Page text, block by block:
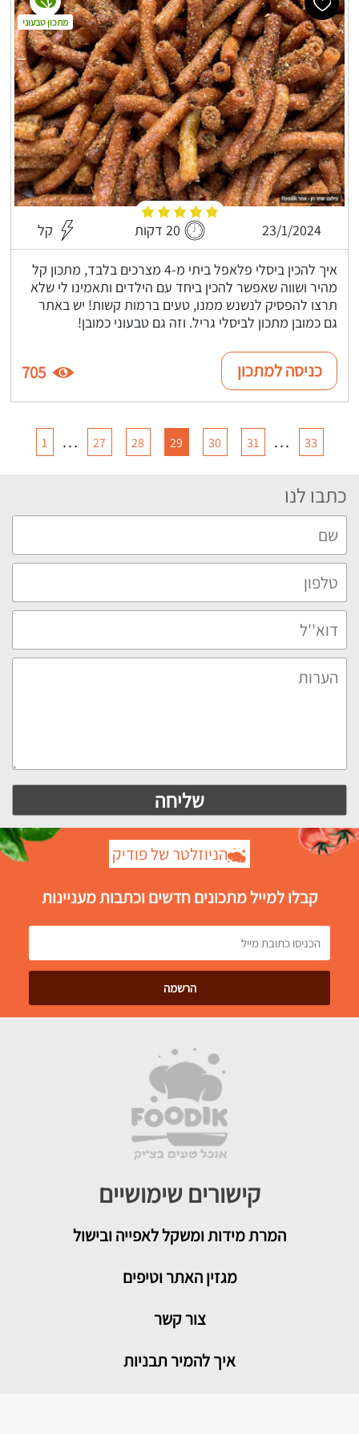
23/1/2024 20 דקות קל
איך להכין ביסלי פלאפל ביתי מ-4 מצרכים בלבד, מתכון קל
מהיר ושווה שאפשר להכין ביחד עם הילדים ותאמינו לי שלא
תרצו להפסיק לנשנש ממנו, טעים ברמות קשות! יש באתר
גם כמובן מתכון לביסלי גריל. וזה גם טבעוני כמובן!
מתכון טבעוני
כניסה למתכון 705
1 … 27 28 29 30 31 … 33
כתבו לנו
הניוזלטר של פודיק
קבלו למייל מתכונים חדשים וכתבות מעניינות
קישורים שימושיים
המרת מידות ומשקל לאפייה ובישול
מגזין האתר וטיפים
צור קשר
איך להמיר תבניות